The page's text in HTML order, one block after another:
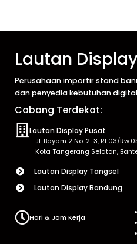
Lautan Display
Perusahaan importir stand
dan penyedia kebutuhan
Cabang Terdekat:
Lautan Display Pusat
Jl. Bayam 2 No. 2-3, Rt.03/
Kota Tangerang Selatan,
Lautan Display Tangsel
Lautan Display Bandung
Hari & Jam Kerja